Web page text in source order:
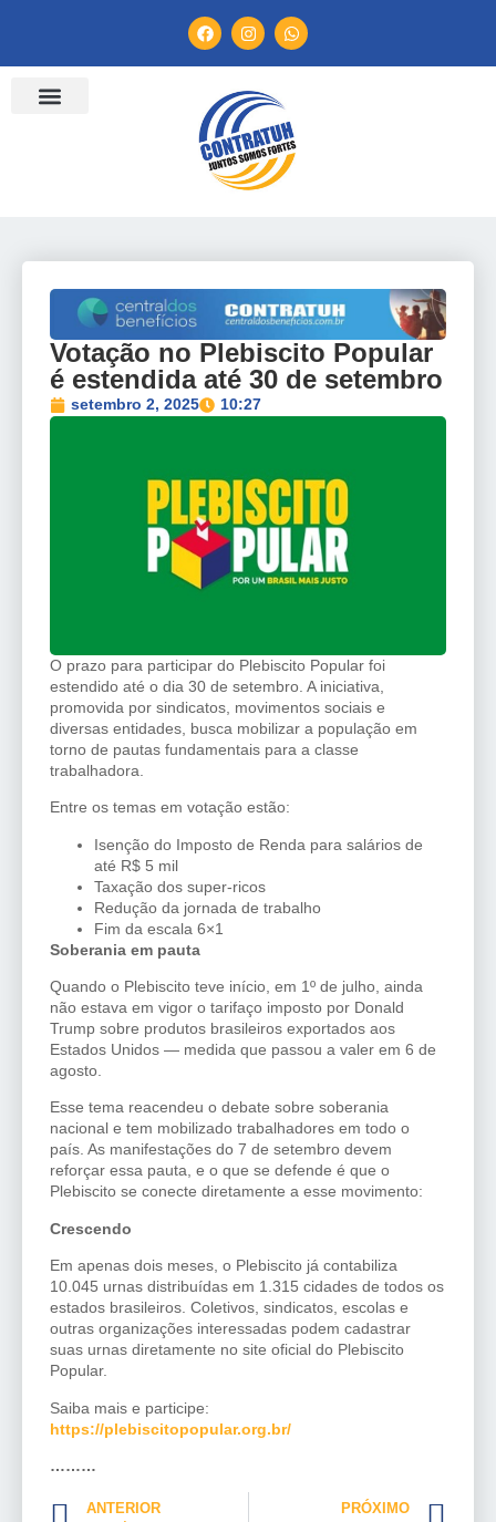
Votação no Plebiscito Popular
é estendida até 30 de setembro
setembro 2, 2025 10:27
O prazo para participar do Plebiscito Popular foi
estendido até o dia 30 de setembro. A iniciativa,
promovida por sindicatos, movimentos sociais e
diversas entidades, busca mobilizar a população em
torno de pautas fundamentais para a classe
trabalhadora.
Entre os temas em votação estão:
Isenção do Imposto de Renda para salários de
até R$ 5 mil
Taxação dos super-ricos
Redução da jornada de trabalho
Fim da escala 6×1
Soberania em pauta
Quando o Plebiscito teve início, em 1º de julho, ainda
não estava em vigor o tarifaço imposto por Donald
Trump sobre produtos brasileiros exportados aos
Estados Unidos — medida que passou a valer em 6 de
agosto.
Esse tema reacendeu o debate sobre soberania
nacional e tem mobilizado trabalhadores em todo o
país. As manifestações do 7 de setembro devem
reforçar essa pauta, e o que se defende é que o
Plebiscito se conecte diretamente a esse movimento:
Crescendo
Em apenas dois meses, o Plebiscito já contabiliza
10.045 urnas distribuídas em 1.315 cidades de todos os
estados brasileiros. Coletivos, sindicatos, escolas e
outras organizações interessadas podem cadastrar
suas urnas diretamente no site oficial do Plebiscito
Popular.
Saiba mais e participe:
https://plebiscitopopular.org.br/
………
ANTERIOR PRÓXIMO